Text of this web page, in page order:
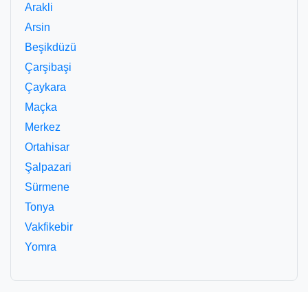
Arakli
Arsin
Beşikdüzü
Çarşibaşi
Çaykara
Maçka
Merkez
Ortahisar
Şalpazari
Sürmene
Tonya
Vakfikebir
Yomra